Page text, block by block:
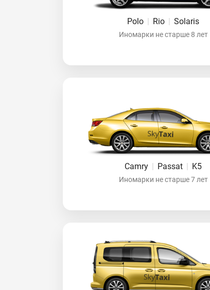
Polo | Rio | Solaris
Иномарки не старше 8 лет
Camry | Passat | K5
Иномарки не старше 7 лет